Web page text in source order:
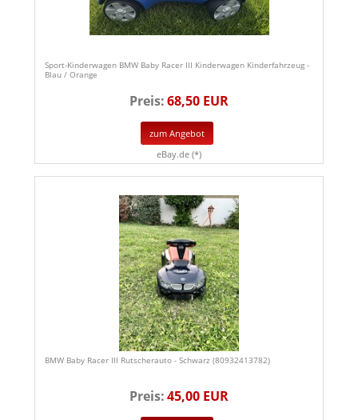
Sport-Kinderwagen BMW Baby Racer III Kinderwagen Kinderfahrzeug -
Blau / Orange
Preis:68,50 EUR
zum Angebot
eBay.de (*)
BMW Baby Racer III Rutscherauto - Schwarz (80932413782)
Preis:45,00 EUR